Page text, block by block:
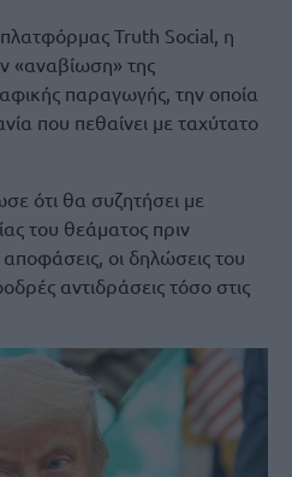
Truth Social, η
«αναβίωση» της
παραγωγής, την οποία
που πεθαίνει με ταχύτατο
ότι θα συζητήσει με
του θεάματος πριν
οι δηλώσεις του
αντιδράσεις τόσο στις